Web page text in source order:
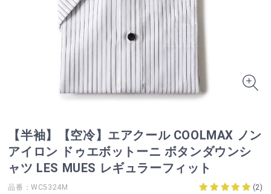
【半袖】【空冷】エアクール COOLMAX ノン
アイロン ドゥエボットーニ ボタンダウンシ
ャツ LES MUES レギュラーフィット
品番：WC5324M (2)